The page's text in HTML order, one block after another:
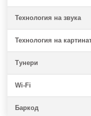
Технология на звука
Технология на
Тунери
Wi-Fi
Баркод